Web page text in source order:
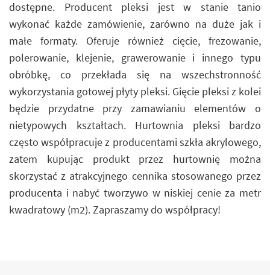
dostępne. Producent pleksi jest w stanie tanio
wykonać każde zamówienie, zarówno na duże jak i
małe formaty. Oferuje również cięcie, frezowanie,
polerowanie, klejenie, grawerowanie i innego typu
obróbkę, co przekłada się na wszechstronność
wykorzystania gotowej płyty pleksi. Gięcie pleksi z kolei
będzie przydatne przy zamawianiu elementów o
nietypowych kształtach. Hurtownia pleksi bardzo
często współpracuje z producentami szkła akrylowego,
zatem kupując produkt przez hurtownię można
skorzystać z atrakcyjnego cennika stosowanego przez
producenta i nabyć tworzywo w niskiej cenie za metr
kwadratowy (m2). Zapraszamy do współpracy!